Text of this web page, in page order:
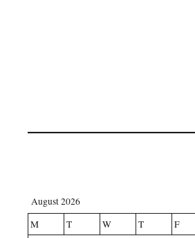
August 2026
M
T W T F